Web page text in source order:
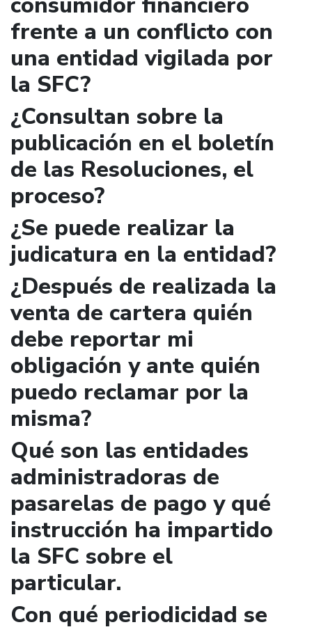
frente a un conflicto con
una entidad vigilada por
la SFC?
¿Consultan sobre la
publicación en el boletín
de las Resoluciones, el
proceso?
¿Se puede realizar la
judicatura en la entidad?
¿Después de realizada la
venta de cartera quién
debe reportar mi
obligación y ante quién
puedo reclamar por la
misma?
Qué son las entidades
administradoras de
pasarelas de pago y qué
instrucción ha impartido
la SFC sobre el
particular.
Con qué periodicidad se